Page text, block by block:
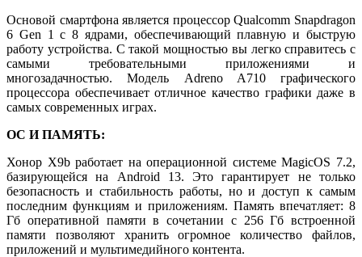
Основой смартфона является процессор Qualcomm Snapdragon
6 Gen 1 с 8 ядрами, обеспечивающий плавную и быструю
работу устройства. С такой мощностью вы легко справитесь с
самыми требовательными приложениями и
многозадачностью. Модель Adreno A710 графического
процессора обеспечивает отличное качество графики даже в
самых современных играх.
ОС И ПАМЯТЬ:
Хонор X9b работает на операционной системе MagicOS 7.2,
базирующейся на Android 13. Это гарантирует не только
безопасность и стабильность работы, но и доступ к самым
последним функциям и приложениям. Память впечатляет: 8
Гб оперативной памяти в сочетании с 256 Гб встроенной
памяти позволяют хранить огромное количество файлов,
приложений и мультимедийного контента.